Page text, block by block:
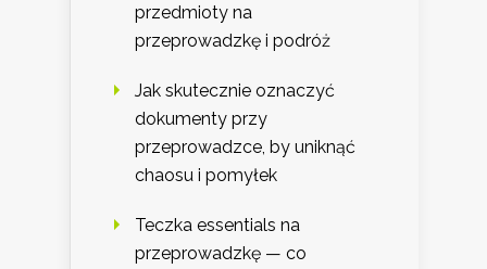
przedmioty na
przeprowadzkę i podróż
Jak skutecznie oznaczyć
dokumenty przy
przeprowadzce, by uniknąć
chaosu i pomyłek
Teczka essentials na
przeprowadzkę — co